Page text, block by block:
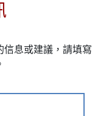
息或建議，請填寫